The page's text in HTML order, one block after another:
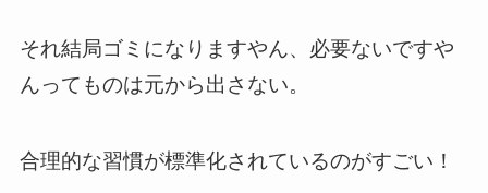
それ結局ゴミになりますやん、必要ないですや
んってものは元から出さない。
合理的な習慣が標準化されているのがすごい！